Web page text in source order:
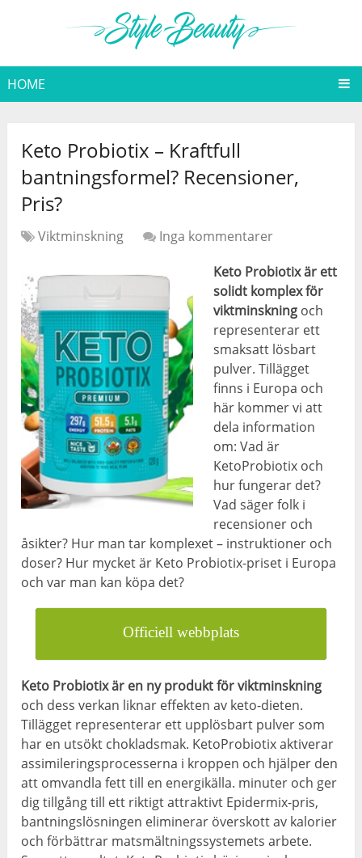
HOME
Keto Probiotix – Kraftfull
bantningsformel? Recensioner,
Pris?
Viktminskning
Inga kommentarer
Keto Probiotix är ett
solidt komplex för
viktminskning och
representerar ett
smaksatt lösbart
pulver. Tillägget
finns i Europa och
här kommer vi att
dela information
om: Vad är
KetoProbiotix och
hur fungerar det?
Vad säger folk i
recensioner och
åsikter? Hur man tar komplexet – instruktioner och
doser? Hur mycket är Keto Probiotix-priset i Europa
och var man kan köpa det?
Officiell webbplats
Keto Probiotix är en ny produkt för viktminskning
och dess verkan liknar effekten av keto-dieten.
Tillägget representerar ett upplösbart pulver som
har en utsökt chokladsmak. KetoProbiotix aktiverar
assimileringsprocesserna i kroppen och hjälper den
att omvandla fett till en energikälla. minuter och ger
dig tillgång till ett riktigt attraktivt Epidermix-pris,
bantningslösningen eliminerar överskott av kalorier
och förbättrar matsmältningssystemets arbete.